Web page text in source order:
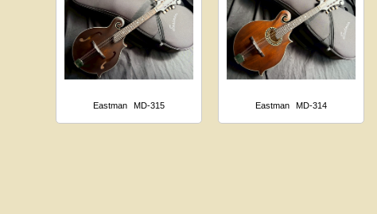
Eastman MD-315 Eastman MD-314